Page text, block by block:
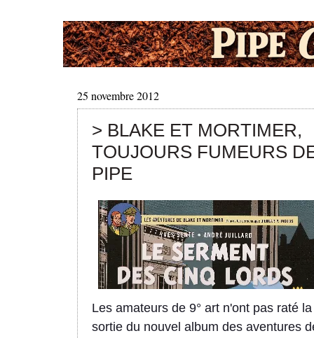
25 novembre 2012
> BLAKE ET MORTIMER,
TOUJOURS FUMEURS
PIPE
Les amateurs de 9° art n'ont pas raté la
sortie du nouvel album des aventures